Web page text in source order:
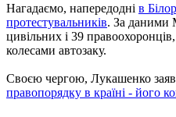
Нагадаємо, напередодні в
протестувальників. За даними
цивільних і 39
колесами автозаку.
Своєю чергою, Лукашенко
правопорядку в країні - його